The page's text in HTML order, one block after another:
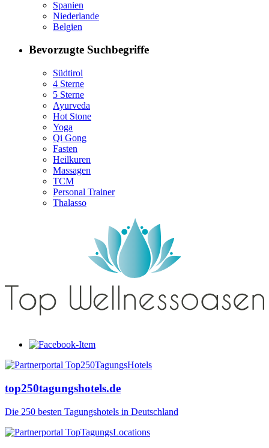
Spanien
Niederlande
Belgien
Bevorzugte Suchbegriffe
Südtirol
4 Sterne
5 Sterne
Ayurveda
Hot Stone
Yoga
Qi Gong
Fasten
Heilkuren
Massagen
TCM
Personal Trainer
Thalasso
top250tagungshotels.de
Die 250 besten Tagungshotels in Deutschland